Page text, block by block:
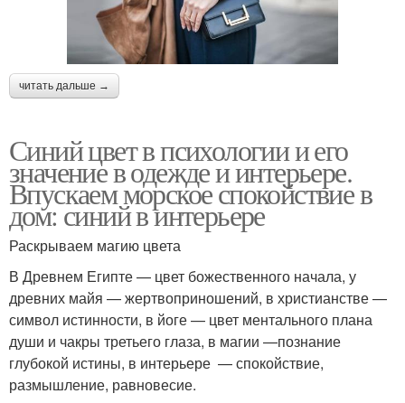
читать дальше →
Синий цвет в психологии и его
значение в одежде и интерьере.
Впускаем морское спокойствие в
дом: синий в интерьере
Раскрываем магию цвета
В Древнем Египте — цвет божественного начала, у
древних майя — жертвоприношений, в христианстве —
символ истинности, в йоге — цвет ментального плана
души и чакры третьего глаза, в магии —познание
глубокой истины, в интерьере — спокойствие,
размышление, равновесие.